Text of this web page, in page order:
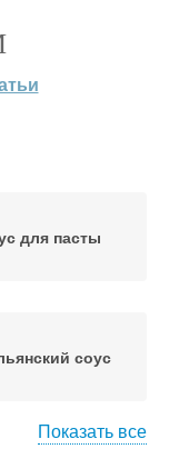
для пасты
соус
Показать все